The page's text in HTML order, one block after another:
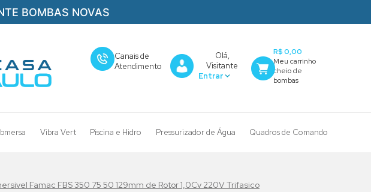
BOMBAS NOVAS
Canais de
Atendimento
Olá,
Visitante
R$ 0,00
Vibra Vert Piscina e Hidro Pressurizador de Água Quadros de Comando
Famac FBS 350 75 50 129mm de Rotor 1,0Cv 220V Trifasico